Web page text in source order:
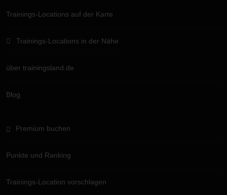
Trainings-Locations auf der Karte
Trainings-Locations in der Nähe
über trainingsland.de
Blog
Premium buchen
Punkte und Ranking
Trainings-Location vorschlagen